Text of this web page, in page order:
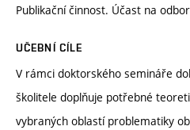
Publikační činnost. Účast na
UČEBNÍ CÍLE
V rámci doktorského semináře
školitele doplňuje potřebné
vybraných oblastí problematiky